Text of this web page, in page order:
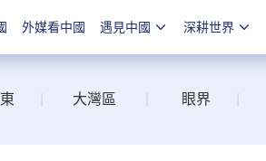
外媒看中國 遇見中國 深耕世界
大灣區 眼界